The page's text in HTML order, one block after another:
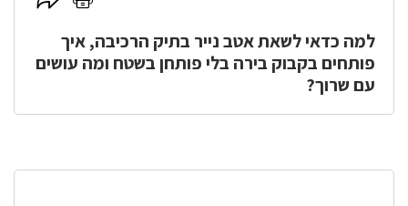
להדפסהלשיתוףלמה כדאי לשאת אטב נייר בתיק הרכיבה, איך
פותחים בקבוק בירה בלי פותחן בשטח ומה עושים
עם שרוך?